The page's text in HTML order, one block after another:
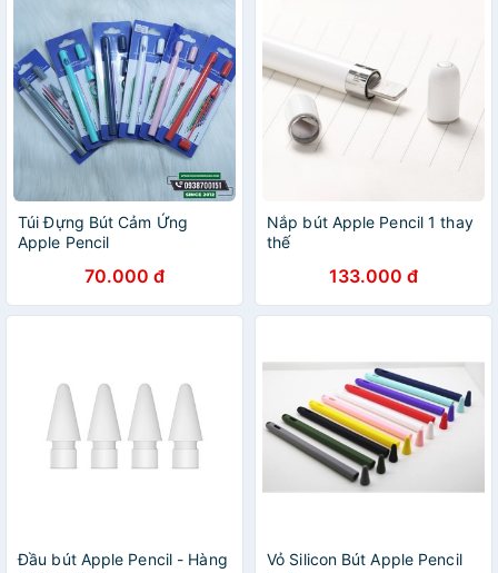
Túi Đựng Bút Cảm Ứng
Apple Pencil
70.000 đ
Nắp bút Apple Pencil 1 thay
thế
133.000 đ
Đầu bút Apple Pencil - Hàng
Vỏ Silicon Bút Apple Pencil